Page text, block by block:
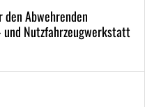
Abwehrenden
Nutzfahrzeugwerkstatt